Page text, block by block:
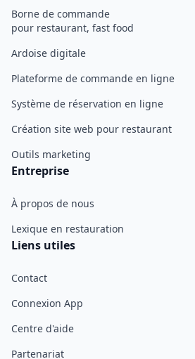
Borne de commande
pour restaurant, fast food
Ardoise digitale
Plateforme de commande en ligne
Système de réservation en ligne
Création site web pour restaurant
Outils marketing
Entreprise
À propos de nous
Lexique en restauration
Liens utiles
Contact
Connexion App
Centre d'aide
Partenariat